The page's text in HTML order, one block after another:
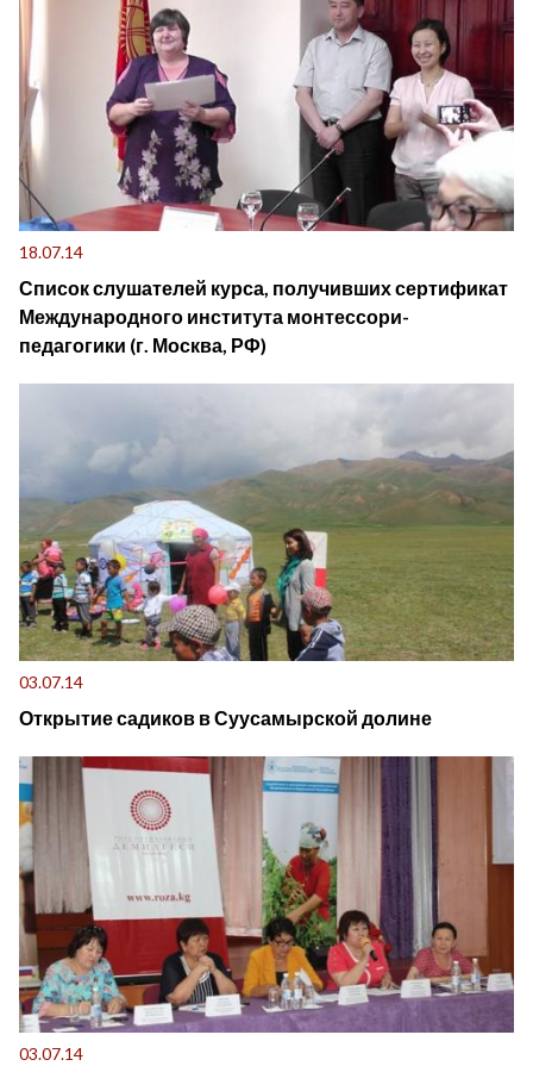
18.07.14
Список слушателей курса, получивших сертификат
Международного института монтессори-
педагогики (г. Москва, РФ)
03.07.14
Открытие садиков в Суусамырской долине
03.07.14